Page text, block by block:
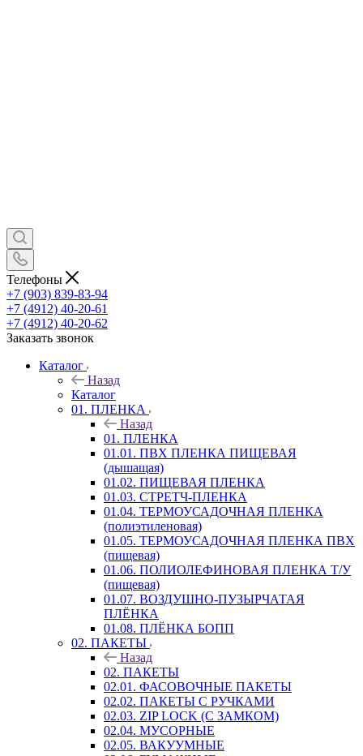
Телефоны
+7 (903) 839-83-94
+7 (4912) 40-20-61
+7 (4912) 40-20-62
Заказать звонок
Каталог
Назад
Каталог
01. ПЛЕНКА
Назад
01. ПЛЕНКА
01.01. ПВХ ПЛЕНКА ПИЩЕВАЯ
(дышащая)
01.02. ПИЩЕВАЯ ПЛЕНКА
01.03. СТРЕТЧ-ПЛЕНКА
01.04. ТЕРМОУСАДОЧНАЯ ПЛЕНКА
(полиэтиленовая)
01.05. ТЕРМОУСАДОЧНАЯ ПЛЕНКА ПВХ
(пищевая)
01.06. ПОЛИОЛЕФИНОВАЯ ПЛЕНКА Т/У
(пищевая)
01.07. ВОЗДУШНО-ПУЗЫРЧАТАЯ
ПЛЁНКА
01.08. ПЛЁНКА БОПП
02. ПАКЕТЫ
Назад
02. ПАКЕТЫ
02.01. ФАСОВОЧНЫЕ ПАКЕТЫ
02.02. ПАКЕТЫ С РУЧКАМИ
02.03. ZIP LOСK (С ЗАМКОМ)
02.04. МУСОРНЫЕ
02.05. ВАКУУМНЫЕ